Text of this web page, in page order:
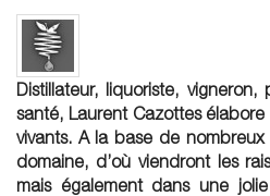
Distillateur, liquoriste,
santé, Laurent Cazottes
vivants. A la base de
domaine, d’où viendront les
mais également dans une